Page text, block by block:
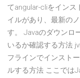
てangular-cliをインス
イルがあり、最新の
す。 Javaのダウンロ
いるか確認する方法
フラインでインスト
ルする方法 ここでは